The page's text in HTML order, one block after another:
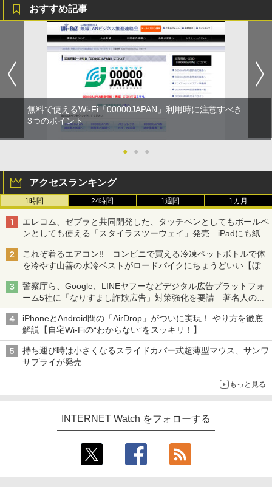
おすすめ記事
無料で使えるWi-Fi「00000JAPAN」利用時に注意すべき
3つのポイント
● ● ●
アクセスランキング
1時間 24時間 1週間 1カ月
エレコム、ゼブラと共同開発した、タッチペンとしてもボールペ
ンとしても使える「スタイラスツーウェイ」発売 iPadにも紙に
も、持ち替えずに書き込める
これぞ着るエアコン!! コンビニで買える冷凍ペットボトルで体
を冷やす山善の水冷ベストがロードバイクにちょうどいい【ぼっ
ち・ざ・ろーど！その14】【空いた時間でなにしてる？】
警察庁ら、Google、LINEヤフーなどデジタル広告プラットフォ
ーム5社に「なりすまし詐欺広告」対策強化を要請 著名人の写
真や映像を使った投資詐欺などへの対策として
iPhoneとAndroid間の「AirDrop」がついに実現！ やり方を徹底
解説【自宅Wi-Fiの“わからない”をスッキリ！】
持ち運び時は小さくなるスライドカバー式超薄型マウス、サンワ
サプライが発売
もっと見る
INTERNET Watch をフォローする